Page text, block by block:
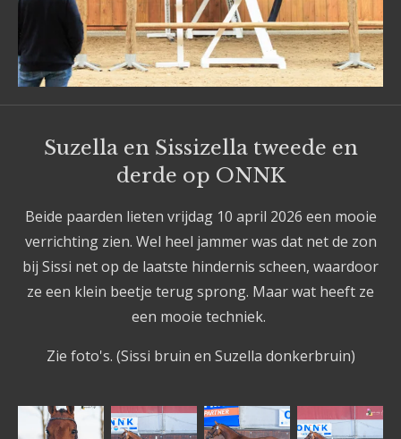
Suzella en Sissizella tweede en
derde op ONNK
Beide paarden lieten vrijdag 10 april 2026 een mooie
verrichting zien. Wel heel jammer was dat net de zon
bij Sissi net op de laatste hindernis scheen, waardoor
ze een klein beetje terug sprong. Maar wat heeft ze
een mooie techniek.
Zie foto's. (Sissi bruin en Suzella donkerbruin)